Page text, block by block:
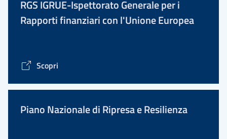
RGS IGRUE-Ispettorato Generale per i
Rapporti finanziari con l'Unione Europea
Scopri
Piano Nazionale di Ripresa e Resilienza